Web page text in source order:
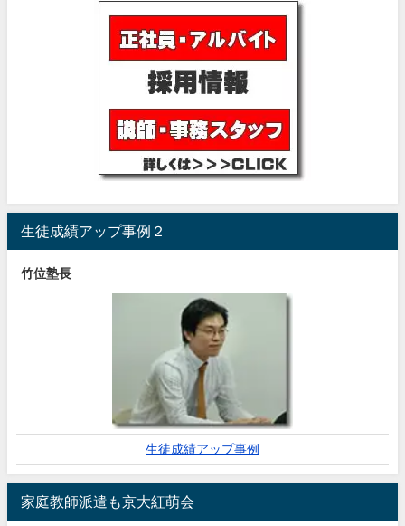
生徒成績アップ事例２
竹位塾長
生徒成績アップ事例
家庭教師派遣も京大紅萌会